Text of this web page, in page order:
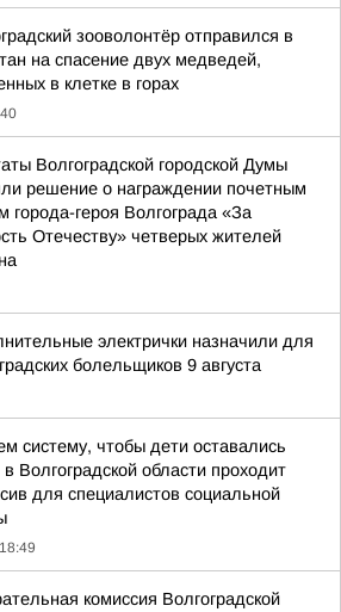
зооволонтёр отправился в
на спасение двух медведей,
в клетке в горах
Волгоградской городской Думы
решение о награждении почетным
города-героя Волгограда «За
Отечеству» четверых жителей
электрички назначили для
болельщиков 9 августа
систему, чтобы дети оставались
Волгоградской области проходит
для специалистов социальной
18:49
комиссия Волгоградской